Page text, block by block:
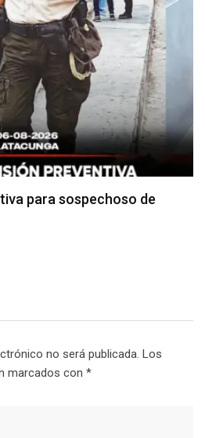
largas filas para
no será publicada. Los
marcados con *